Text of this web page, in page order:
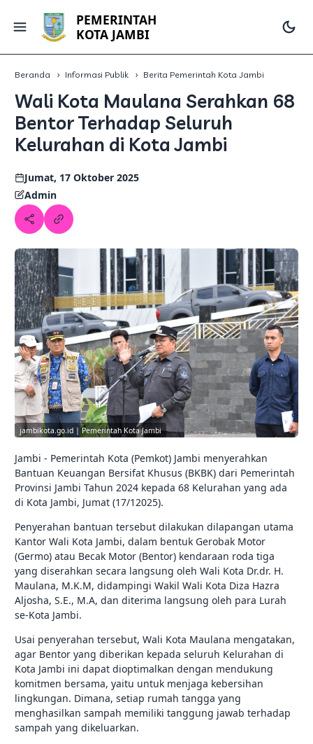
PEMERINTAH
KOTA JAMBI
Beranda Informasi Publik Berita Pemerintah Kota Jambi
Wali Kota Maulana Serahkan 68
Bentor Terhadap Seluruh
Kelurahan di Kota Jambi
Jumat, 17 Oktober 2025
Admin
jambikota.go.id | Pemerintah Kota Jambi
Jambi - Pemerintah Kota (Pemkot) Jambi menyerahkan
Bantuan Keuangan Bersifat Khusus (BKBK) dari Pemerintah
Provinsi Jambi Tahun 2024 kepada 68 Kelurahan yang ada
di Kota Jambi, Jumat (17/12025).
Penyerahan bantuan tersebut dilakukan dilapangan utama
Kantor Wali Kota Jambi, dalam bentuk Gerobak Motor
(Germo) atau Becak Motor (Bentor) kendaraan roda tiga
yang diserahkan secara langsung oleh Wali Kota Dr.dr. H.
Maulana, M.K.M, didampingi Wakil Wali Kota Diza Hazra
Aljosha, S.E., M.A, dan diterima langsung oleh para Lurah
se-Kota Jambi.
Usai penyerahan tersebut, Wali Kota Maulana mengatakan,
agar Bentor yang diberikan kepada seluruh Kelurahan di
Kota Jambi ini dapat dioptimalkan dengan mendukung
komitmen bersama, yaitu untuk menjaga kebersihan
lingkungan. Dimana, setiap rumah tangga yang
menghasilkan sampah memiliki tanggung jawab terhadap
sampah yang dikeluarkan.